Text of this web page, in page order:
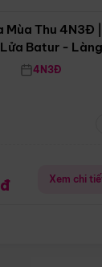
Thu 4N3Đ |
Batur - Làng
4N3Đ
Xem chi